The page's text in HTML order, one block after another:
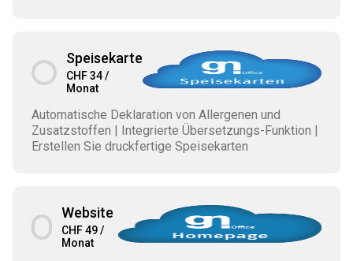
Speisekarte
CHF 34 /
Monat
Automatische Deklaration von Allergenen und
Zusatzstoffen | Integrierte Übersetzungs-Funktion |
Erstellen Sie druckfertige Speisekarten
Website
CHF 49 /
Monat